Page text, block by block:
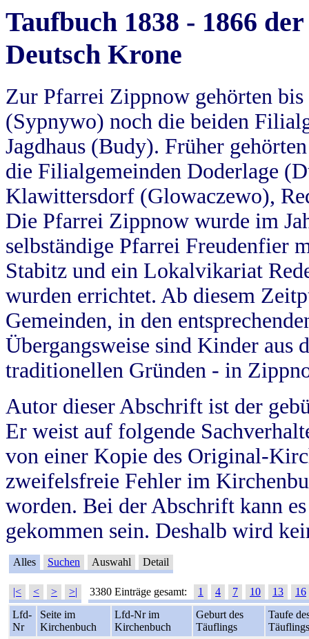
Taufbuch 1838 - 1866
Deutsch Krone
Zur Pfarrei Zippnow gehörten
(Sypnywo) noch die beiden
Jagdhaus (Budy). Früher
die Filialgemeinden Doderlage
Klawittersdorf (Glowaczewo),
Die Pfarrei Zippnow wurde im
selbständige Pfarrei Freudenfier
Stabitz und ein Lokalvikariat
wurden errichtet. Ab diesem
Gemeinden, in den
Übergangsweise sind Kinder aus
traditionellen Gründen - in
Autor dieser Abschrift ist der
Er weist auf folgende
von einer Kopie des Original-
zweifelsfreie Fehler im
worden. Bei der Abschrift kann
gekommen sein. Deshalb wird
Alles Suchen Auswahl Detail
|< < > >| 3380 Einträge gesamt: 1 4 7 10 13
16
Lfd-
Nr
Seite im
Kirchenbuch
Lfd-Nr im
Kirchenbuch
Geburt des
Täuflings
Taufe
Täuflings